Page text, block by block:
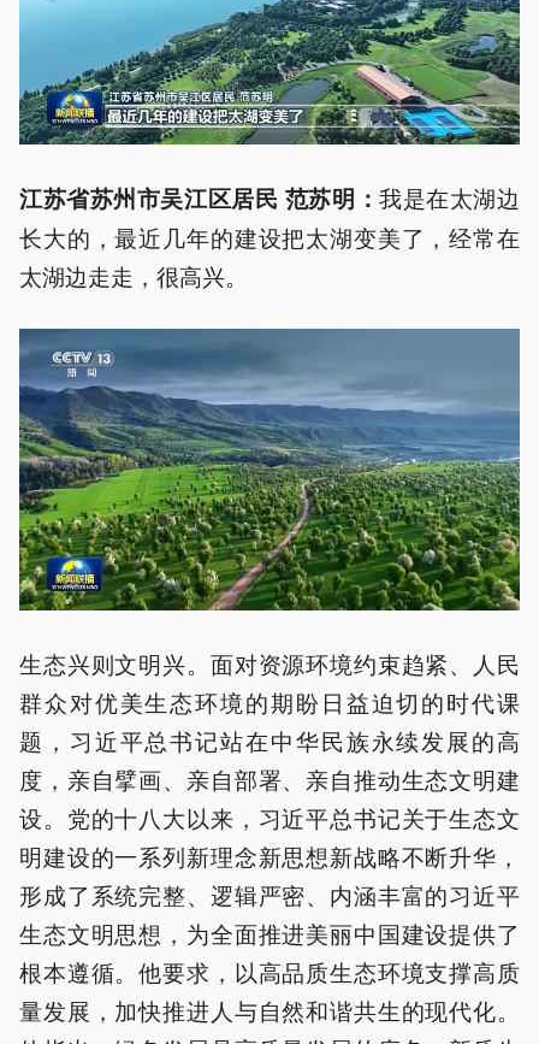
江苏省苏州市吴江区居民 范苏明：我是在太湖边
长大的，最近几年的建设把太湖变美了，经常在
太湖边走走，很高兴。
生态兴则文明兴。面对资源环境约束趋紧、人民
群众对优美生态环境的期盼日益迫切的时代课
题，习近平总书记站在中华民族永续发展的高
度，亲自擘画、亲自部署、亲自推动生态文明建
设。党的十八大以来，习近平总书记关于生态文
明建设的一系列新理念新思想新战略不断升华，
形成了系统完整、逻辑严密、内涵丰富的习近平
生态文明思想，为全面推进美丽中国建设提供了
根本遵循。他要求，以高品质生态环境支撑高质
量发展，加快推进人与自然和谐共生的现代化。